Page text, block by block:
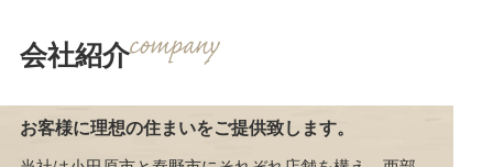
会社紹介
お客様に理想の住まいをご提供致します。